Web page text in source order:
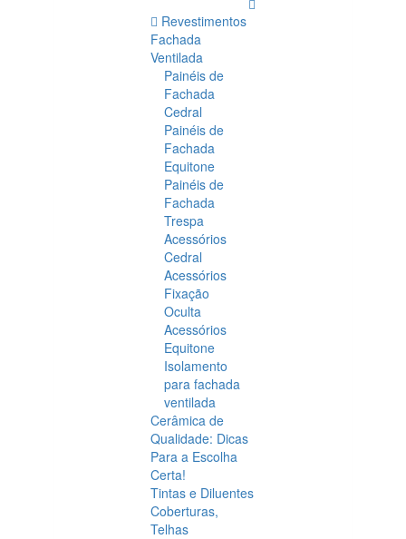
Revestimentos
Fachada
Ventilada
Painéis de
Fachada
Cedral
Painéis de
Fachada
Equitone
Painéis de
Fachada
Trespa
Acessórios
Cedral
Acessórios
Fixação
Oculta
Acessórios
Equitone
Isolamento
para fachada
ventilada
Cerâmica de
Qualidade: Dicas
Para a Escolha
Certa!
Tintas e Diluentes
Coberturas,
Telhas